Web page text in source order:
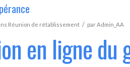
Réunion de rétablissement / parAdmin_AA
en ligne du